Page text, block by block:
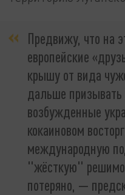
Предвижу, что на
европейские
крышу от вида
дальше призывать
возбужденные
кокаиновом
международную
"жёсткую"
потеряно, —